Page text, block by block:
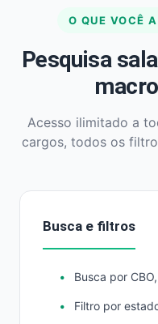
O QUE VOCÊ
Pesquisa
Acesso ilimitado a
cargos, todos os
Busca e filtros
Busca por
Filtro por